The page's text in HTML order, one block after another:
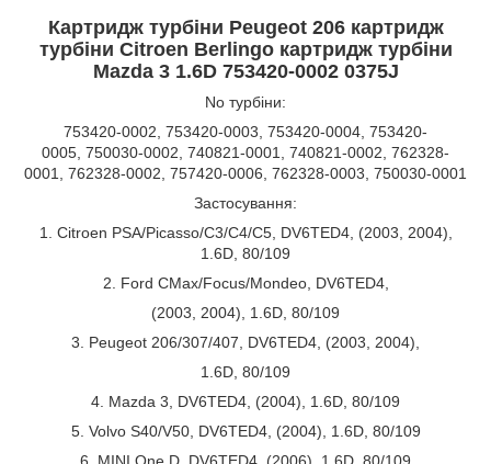
Картридж турбіни Peugeot 206 картридж
турбіни Citroen Berlingo картридж турбіни
Mazda 3 1.6D 753420-0002 0375J
No турбіни:
753420-0002, 753420-0003, 753420-0004, 753420-
0005, 750030-0002, 740821-0001, 740821-0002, 762328-
0001, 762328-0002, 757420-0006, 762328-0003, 750030-0001
Застосування:
1. Citroen PSA/Picasso/C3/C4/C5, DV6TED4, (2003, 2004),
1.6D, 80/109
2. Ford CMax/Focus/Mondeo, DV6TED4,
(2003, 2004), 1.6D, 80/109
3. Peugeot 206/307/407, DV6TED4, (2003, 2004),
1.6D, 80/109
4. Mazda 3, DV6TED4, (2004), 1.6D, 80/109
5. Volvo S40/V50, DV6TED4, (2004), 1.6D, 80/109
6. MINI One D, DV6TED4, (2006), 1.6D, 80/109